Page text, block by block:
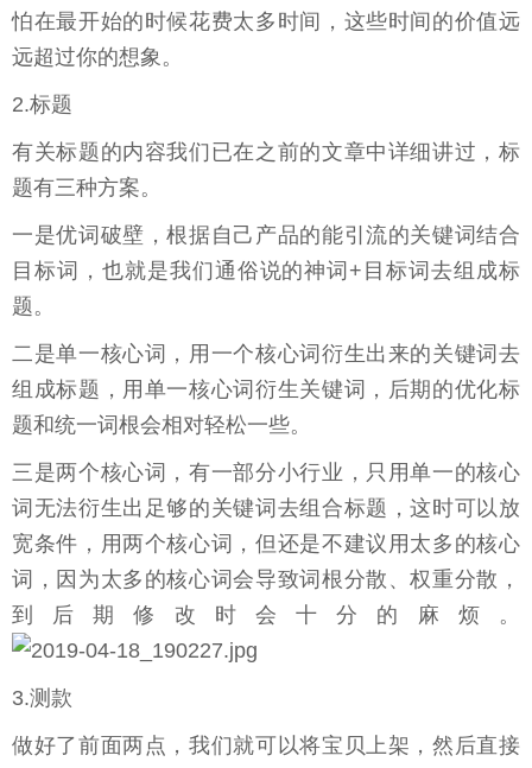
怕在最开始的时候花费太多时间，这些时间的价值远
远超过你的想象。
2.标题
有关标题的内容我们已在之前的文章中详细讲过，标
题有三种方案。
一是优词破壁，根据自己产品的能引流的关键词结合
目标词，也就是我们通俗说的神词+目标词去组成标
题。
二是单一核心词，用一个核心词衍生出来的关键词去
组成标题，用单一核心词衍生关键词，后期的优化标
题和统一词根会相对轻松一些。
三是两个核心词，有一部分小行业，只用单一的核心
词无法衍生出足够的关键词去组合标题，这时可以放
宽条件，用两个核心词，但还是不建议用太多的核心
词，因为太多的核心词会导致词根分散、权重分散，
到后期修改时会十分的麻烦。
3.测款
做好了前面两点，我们就可以将宝贝上架，然后直接